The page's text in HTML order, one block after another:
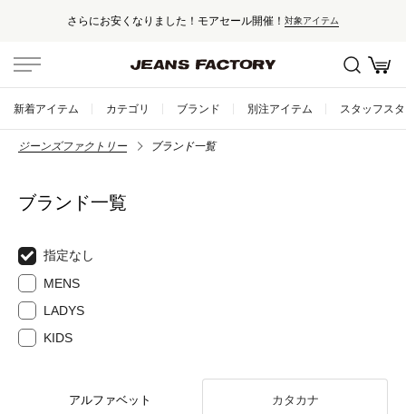
さらにお安くなりました！モアセール開催！ 対象アイテム
新着アイテム カテゴリ ブランド 別注アイテム スタッフス
ジーンズファクトリー ブランド一覧
ブランド一覧
指定なし
MENS
LADYS
KIDS
アルファベット カタカナ